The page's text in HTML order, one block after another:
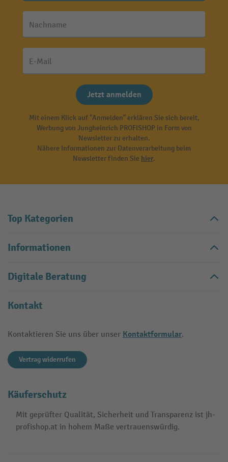
Nachname
E-Mail
Jetzt anmelden
Mit einem Klick auf "Anmelden" erklären Sie sich bereit,
Werbung von Jungheinrich PROFISHOP in Form von
Newsletter zu erhalten.
Nähere Informationen zur Datenverarbeitung beim
Newsletter finden Sie hier.
Top Kategorien
Informationen
Digitale Beratung
Kontakt
Kontaktieren Sie uns über unser Kontaktformular.
Vertrag widerrufen
Käuferschutz
Mit geprüfter Qualität, Sicherheit und Transparenz ist jh-
profishop.at in hohem Maße vertrauenswürdig.